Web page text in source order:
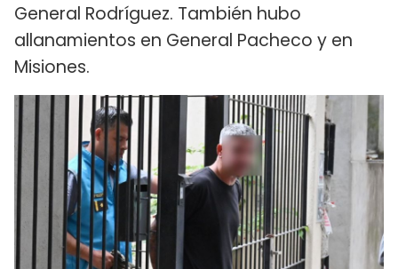
General Rodríguez. También hubo
allanamientos en General Pacheco y en
Misiones.